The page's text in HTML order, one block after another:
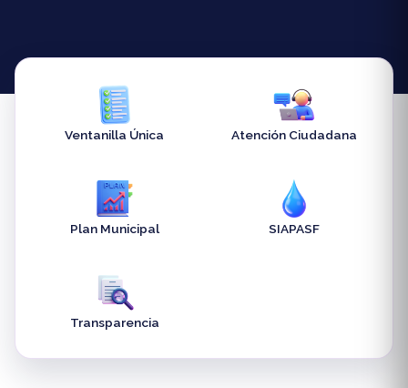
Ventanilla Única Atención Ciudadana
Plan Municipal SIAPASF
Transparencia